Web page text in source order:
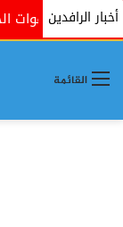
أخبار الرافدين
القوات
القائمة